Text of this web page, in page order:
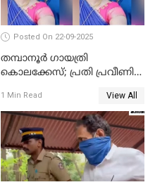
Posted On 22-09-2025
തമ്പാനൂര്‍ ഗായത്രി
കൊലക്കേസ്; പ്രതി പ്രവീണിന്
ലക്ഷം രൂപ പിഴയും
1 Min Read View All